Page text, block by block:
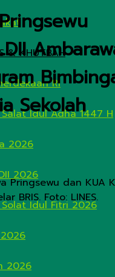
& KHUTBAH
RI
Idul Adha 1447 H
2026
2026
Idul Fitri 2026
2026
Sekolah